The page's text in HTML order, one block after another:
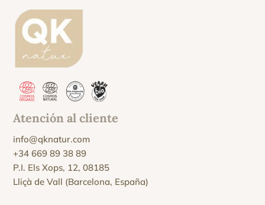
Atención al cliente
info@qknatur.com
+34 669 89 38 89
P.I. Els Xops, 12, 08185
Lliçà de Vall (Barcelona, España)